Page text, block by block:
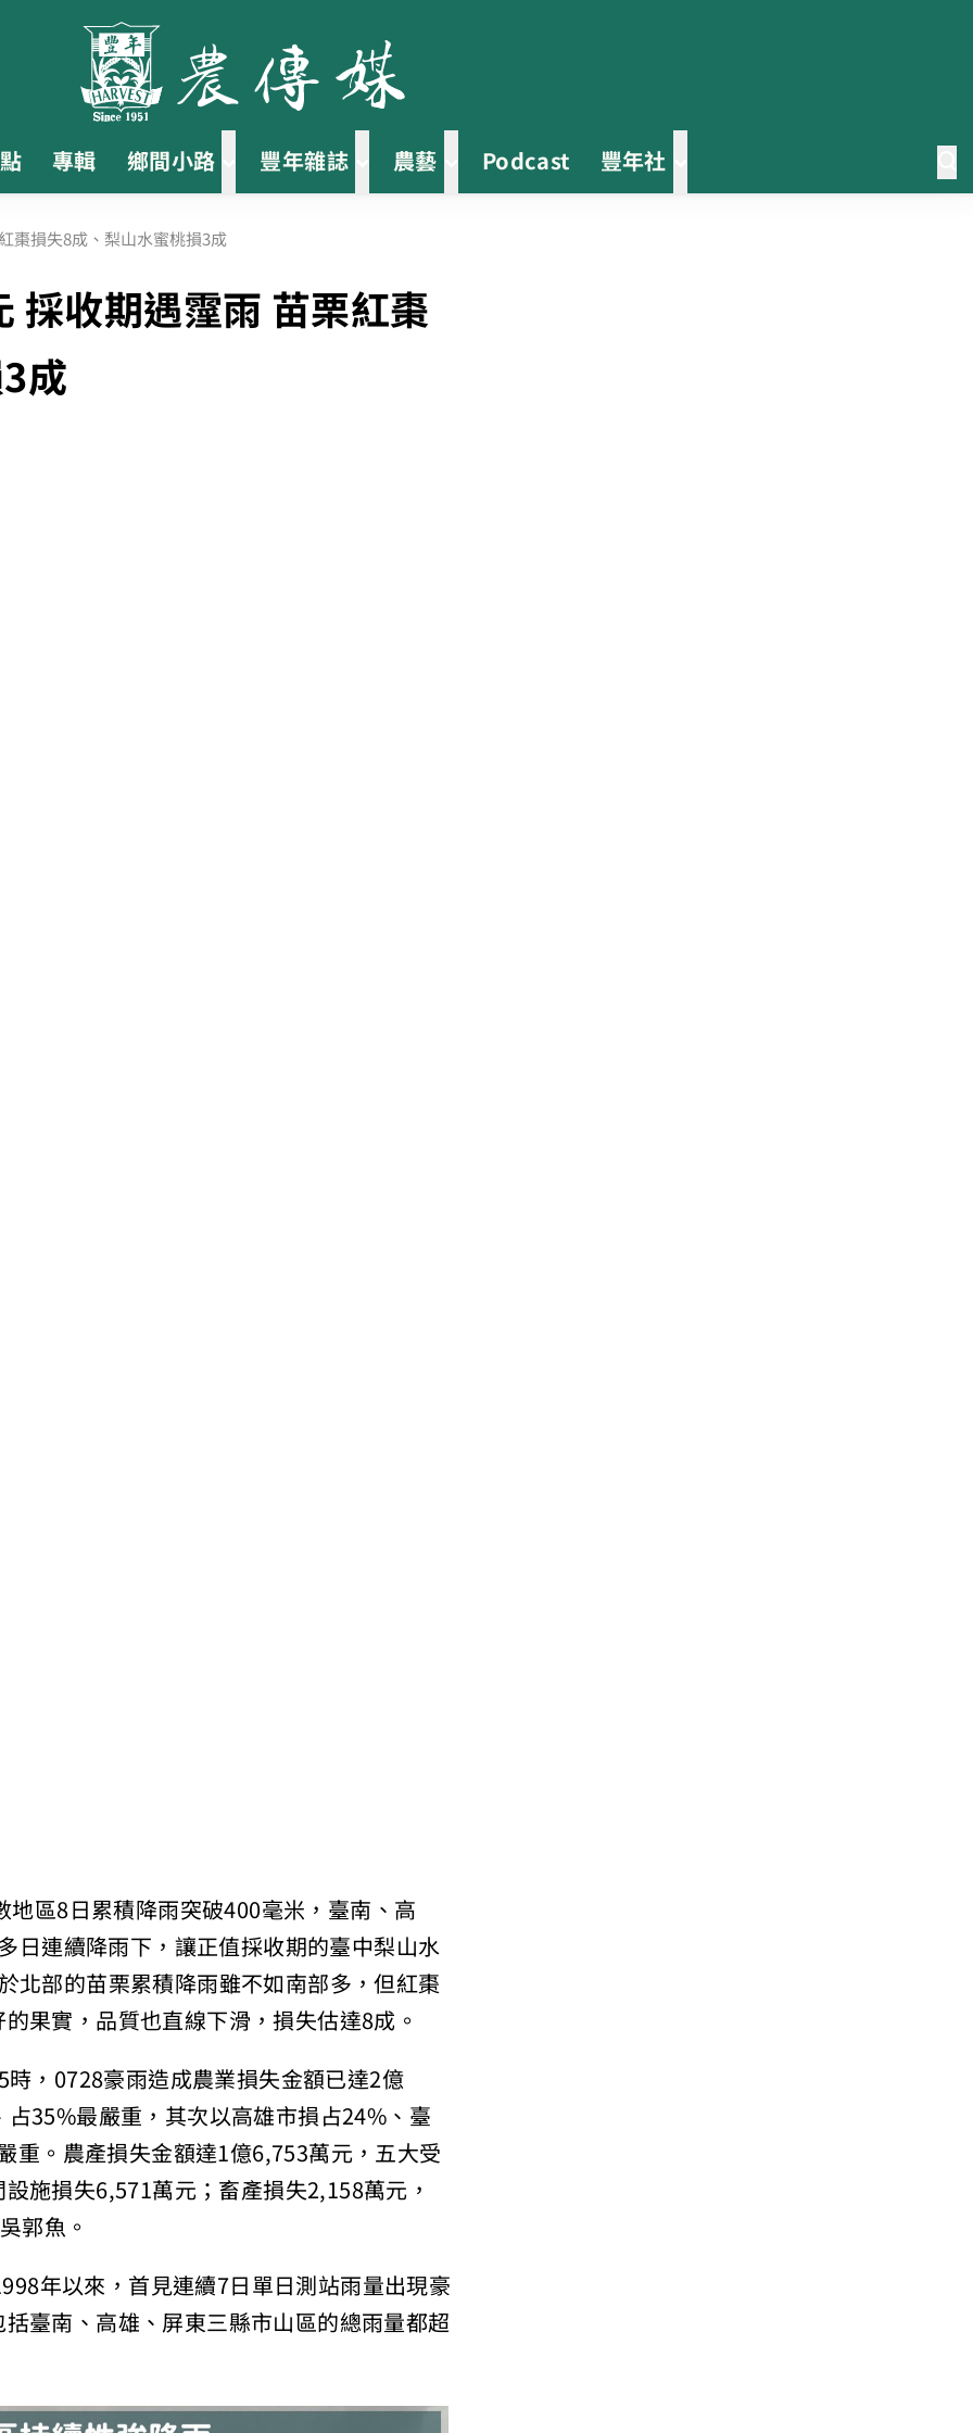
專輯 鄉間小路 豐年雜誌 農藝 Podcast 豐年社
棗損失8成、梨山水蜜桃損3成
收期遇霪雨 苗栗紅棗
成
區8日累積降雨突破400毫米，臺南、高
連續降雨下，讓正值採收期的臺中梨山水
部的苗栗累積降雨雖不如南部多，但紅棗
果實，品質也直線下滑，損失估達8成。
，0728豪雨造成農業損失金額已達2億
35%最嚴重，其次以高雄市損占24%、臺
。農產損失金額達1億6,753萬元，五大受
施損失6,571萬元；畜產損失2,158萬元，
郭魚。
年以來，首見連續7日單日測站雨量出現豪
臺南、高雄、屏東三縣市山區的總雨量都超